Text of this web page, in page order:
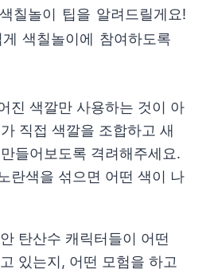
칠놀이 팁을 알려드릴게요!
색칠놀이에 참여하도록
진 색깔만 사용하는 것이 아
직접 색깔을 조합하고 새
들어보도록 격려해주세요.
란색을 섞으면 어떤 색이 나
탄산수 캐릭터들이 어떤
있는지, 어떤 모험을 하고